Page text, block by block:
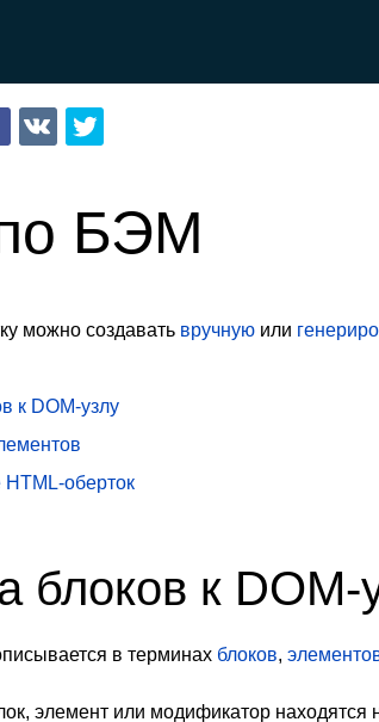
БЭМ
можно создавать вручную или
к DOM-узлу
оберток
блоков к DOM-
в терминах блоков,
элемент или модификатор